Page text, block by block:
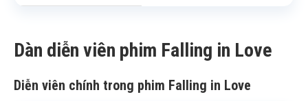
Dàn diễn viên phim Falling in Love
Diễn viên chính trong phim Falling in Love